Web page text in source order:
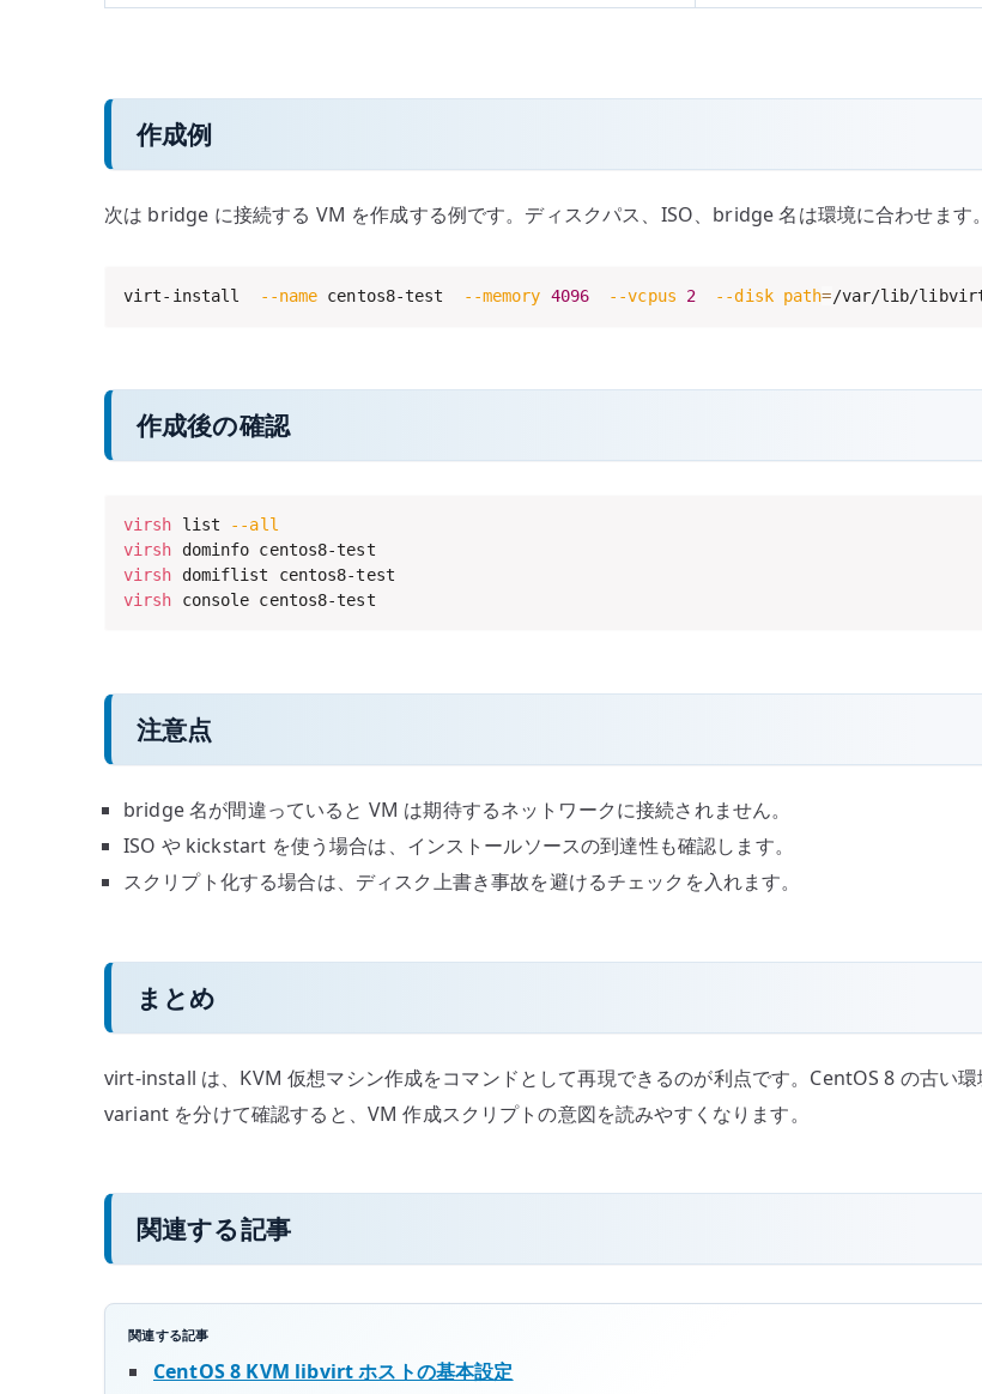
作成例
次は bridge に接続する VM を作成する例です。ディスクパス、ISO、bridge 名は環境に合わせます。
virt-install --name centos8-test --memory 4096 --vcpus 2 --disk path=/var/lib/libvirt/
作成後の確認
virsh list
--all
virsh
virsh
virsh console centos8-test
注意点
bridge 名が間違っていると VM は期待するネットワークに接続されません。
ISO や kickstart を使う場合は、インストールソースの到達性も確認します。
スクリプト化する場合は、ディスク上書き事故を避けるチェックを入れます。
まとめ
virt-install は、KVM 仮想マシン作成をコマンドとして再現できるのが利点です。CentOS 8 の古い
variant を分けて確認すると、VM 作成スクリプトの意図を読みやすくなります。
関連する記事
関連する記事
CentOS 8 KVM libvirt ホストの基本設定